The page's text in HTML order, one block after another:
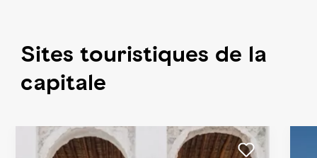
Sites touristiques de la
capitale